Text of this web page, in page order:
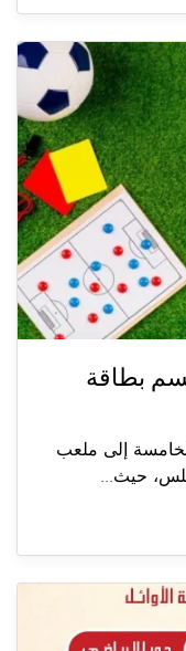
لحسم بطاقة
إلى ملعب
حيث...